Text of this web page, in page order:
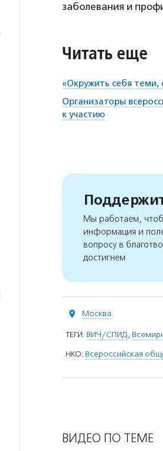
заболевания и
Читать еще
«Окружить себя
Организаторы
к участию
Мы работаем,
информация и
вопросу в
достигнем
Москва
ТЕГИ: ВИЧ/СПИД,
НКО: Всероссийская
ВИДЕО ПО ТЕМЕ